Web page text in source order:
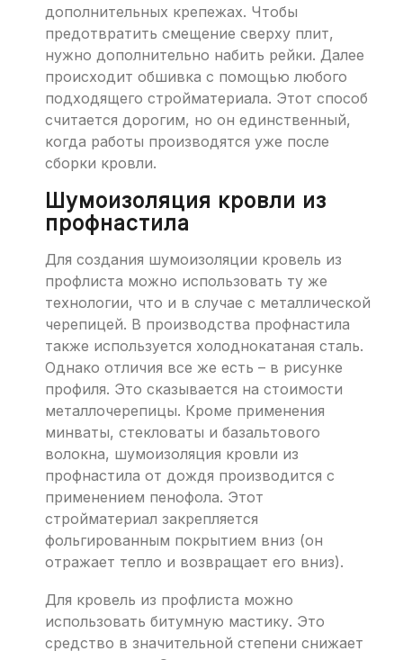
дополнительных крепежах. Чтобы
предотвратить смещение сверху плит,
нужно дополнительно набить рейки. Далее
происходит обшивка с помощью любого
подходящего стройматериала. Этот способ
считается дорогим, но он единственный,
когда работы производятся уже после
сборки кровли.
Шумоизоляция кровли из
профнастила
Для создания шумоизоляции кровель из
профлиста можно использовать ту же
технологии, что и в случае с металлической
черепицей. В производства профнастила
также используется холоднокатаная сталь.
Однако отличия все же есть – в рисунке
профиля. Это сказывается на стоимости
металлочерепицы. Кроме применения
минваты, стекловаты и базальтового
волокна, шумоизоляция кровли из
профнастила от дождя производится с
применением пенофола. Этот
стройматериал закрепляется
фольгированным покрытием вниз (он
отражает тепло и возвращает его вниз).
Для кровель из профлиста можно
использовать битумную мастику. Это
средство в значительной степени снижает